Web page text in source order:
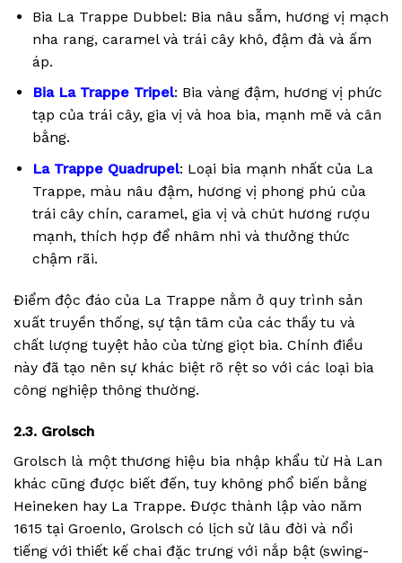
Bia La Trappe Dubbel: Bia nâu sẫm, hương vị mạch
nha rang, caramel và trái cây khô, đậm đà và ấm
áp.
Bia La Trappe Tripel: Bia vàng đậm, hương vị phức
tạp của trái cây, gia vị và hoa bia, mạnh mẽ và cân
bằng.
La Trappe Quadrupel: Loại bia mạnh nhất của La
Trappe, màu nâu đậm, hương vị phong phú của
trái cây chín, caramel, gia vị và chút hương rượu
mạnh, thích hợp để nhâm nhi và thưởng thức
chậm rãi.
Điểm độc đáo của La Trappe nằm ở quy trình sản
xuất truyền thống, sự tận tâm của các thầy tu và
chất lượng tuyệt hảo của từng giọt bia. Chính điều
này đã tạo nên sự khác biệt rõ rệt so với các loại bia
công nghiệp thông thường.
2.3. Grolsch
Grolsch là một thương hiệu bia nhập khẩu từ Hà Lan
khác cũng được biết đến, tuy không phổ biến bằng
Heineken hay La Trappe. Được thành lập vào năm
1615 tại Groenlo, Grolsch có lịch sử lâu đời và nổi
tiếng với thiết kế chai đặc trưng với nắp bật (swing-